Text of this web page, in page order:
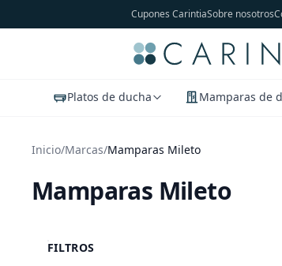
Cupones CarintiaSobre nosotros
Platos de ducha Mamparas de
Inicio/Marcas/Mamparas Mileto
Mamparas Mileto
FILTROS